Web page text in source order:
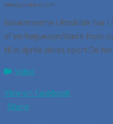
www.youtube.com
Issvømmerne i Roskilde har
af en højsæson.Stærk frost
til at dyrke deres sport.De
Video
View on Facebook
· Share